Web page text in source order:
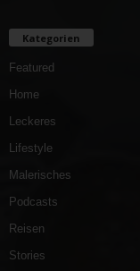
Kategorien
Featured
Home
Leckeres
Lifestyle
Malerisches
Podcasts
Reisen
Stories